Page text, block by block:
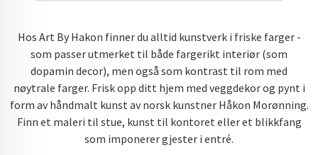
Hos Art By Hakon finner du alltid kunstverk i friske farger -
som passer utmerket til både fargerikt interiør (som
dopamin decor), men også som kontrast til rom med
nøytrale farger. Frisk opp ditt hjem med veggdekor og pynt i
form av håndmalt kunst av norsk kunstner Håkon Morønning.
Finn et maleri til stue, kunst til kontoret eller et blikkfang
som imponerer gjester i entré.